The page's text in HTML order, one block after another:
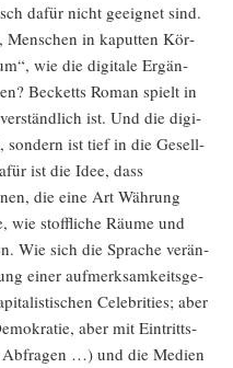
dafür nicht geeig­net sind.
Men­schen in kaput­ten Kör­
wie die digi­ta­le Ergän­
Becketts Roman spielt in
ist. Und die digi­
son­dern ist tief in die Gesell­
ist die Idee, dass
die eine Art Wäh­rung
wie stoff­li­che Räu­me und
Wie sich die Spra­che ver­än­
einer auf­merk­sam­keits­ge­
Cele­bri­ties; aber
aber mit Ein­tritts­
…) und die Medi­en